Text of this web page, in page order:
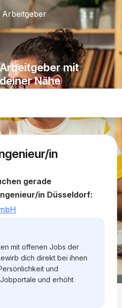
Arbeitgeber
mit
Nähe
in
gerade
in Düsseldorf:
mit offenen Jobs der
dich direkt bei ihnen
und
und erhöht